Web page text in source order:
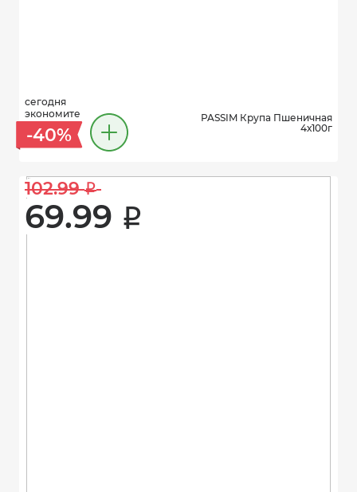
сегодня
экономите
-40%
PASSIM Крупа Пшеничная
4х100г
102.99 i
69.99 i